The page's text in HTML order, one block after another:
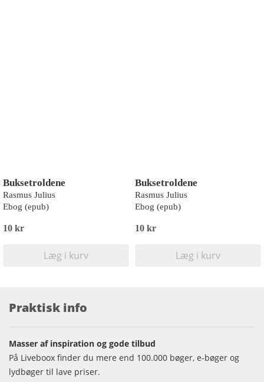
Buksetroldene
Rasmus Julius
Ebog (epub)
10 kr
Læg i kurv
Buksetroldene
Rasmus Julius
Ebog (epub)
10 kr
Læg i kurv
Praktisk info
Masser af inspiration og gode tilbud
På Liveboox finder du mere end 100.000 bøger, e-bøger og
lydbøger til lave priser.